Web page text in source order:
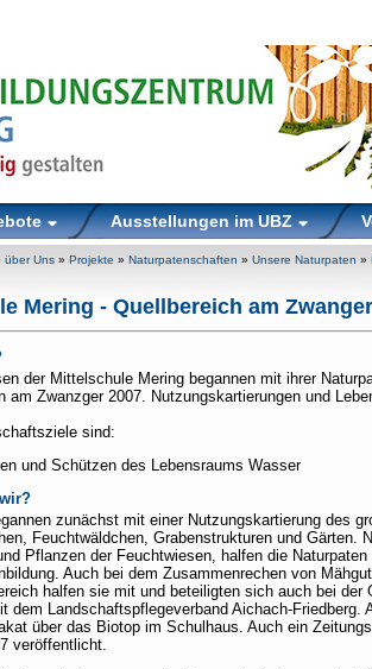
Ausstellungen im UBZ
über Uns» Projekte » Naturpatenschaften » Unsere Naturpaten »
Mering - Quellbereich am Zwanger
der Mittelschule Mering begannen mit ihrer
am Zwanzger 2007. Nutzungskartierungen und
sind:
und Schützen des Lebensraums Wasser
zunächst mit einer Nutzungskartierung des
Feuchtwäldchen, Grabenstrukturen und Gärten.
Pflanzen der Feuchtwiesen, halfen die
Auch bei dem Zusammenrechen von
halfen sie mit und beteiligten sich auch bei der
dem Landschaftspflegeverband Aichach-
über das Biotop im Schulhaus. Auch ein
veröffentlicht.